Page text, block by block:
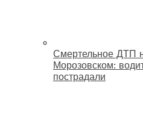
Смертельное ДТП
Морозовском:
пострадали